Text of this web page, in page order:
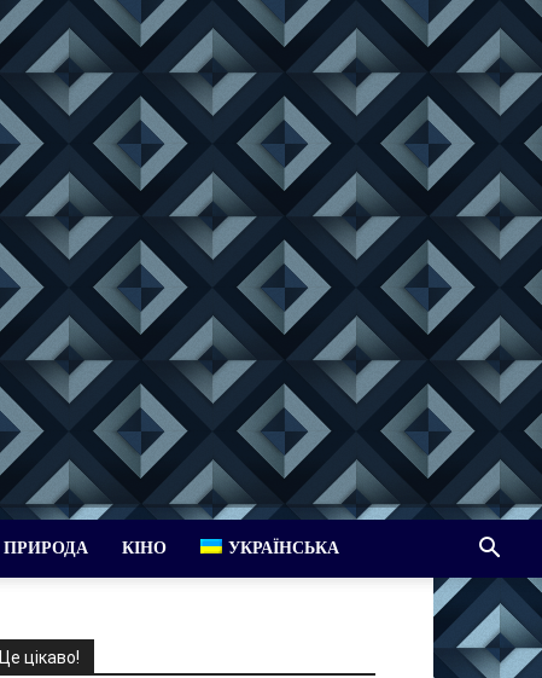
ПРИРОДА КІНО УКРАЇНСЬКА
Це цікаво!